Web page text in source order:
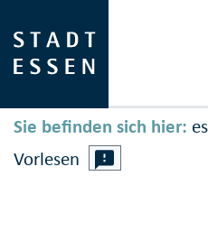
Sie befinden sich hier:
Vorlesen